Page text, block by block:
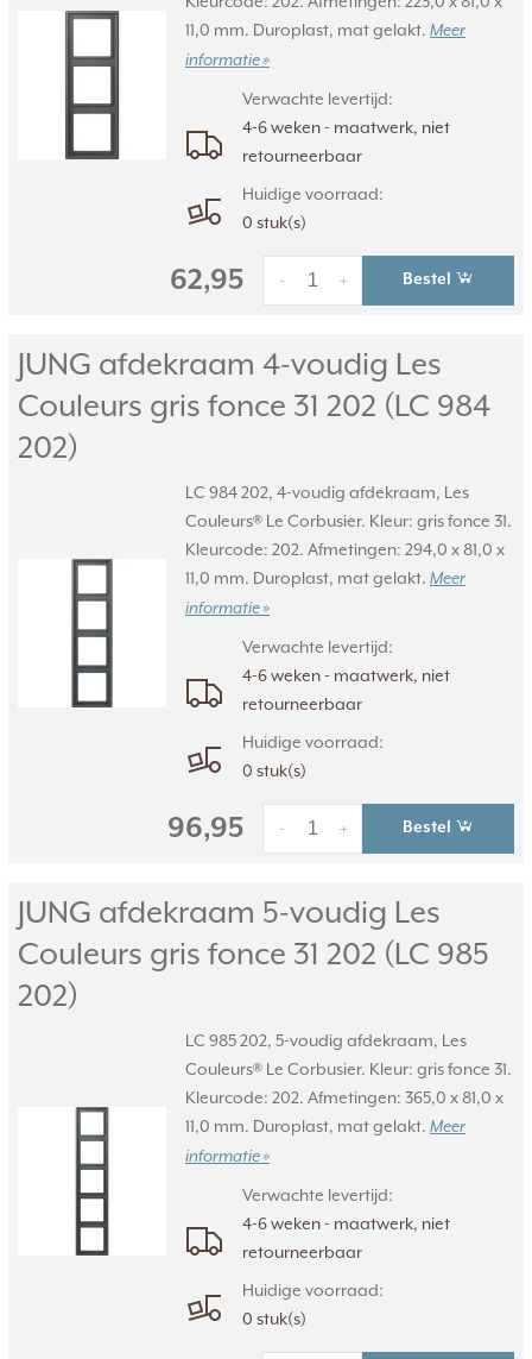
11,0 mm. Duroplast, mat gelakt. Meer
informatie »
Verwachte levertijd:
4-6 weken - maatwerk, niet
retourneerbaar
Huidige voorraad:
0 stuk(s)
62,95 +
- Bestel
JUNG afdekraam 4-voudig Les
Couleurs gris fonce 31 202 (LC 984
202)
LC 984 202, 4-voudig afdekraam, Les
Couleurs® Le Corbusier. Kleur: gris fonce 31.
Kleurcode: 202. Afmetingen: 294,0 x 81,0 x
11,0 mm. Duroplast, mat gelakt. Meer
informatie »
Verwachte levertijd:
4-6 weken - maatwerk, niet
retourneerbaar
Huidige voorraad:
0 stuk(s)
96,95 +
- Bestel
JUNG afdekraam 5-voudig Les
Couleurs gris fonce 31 202 (LC 985
202)
LC 985 202, 5-voudig afdekraam, Les
Couleurs® Le Corbusier. Kleur: gris fonce 31.
Kleurcode: 202. Afmetingen: 365,0 x 81,0 x
11,0 mm. Duroplast, mat gelakt. Meer
informatie »
Verwachte levertijd:
4-6 weken - maatwerk, niet
retourneerbaar
Huidige voorraad:
0 stuk(s)